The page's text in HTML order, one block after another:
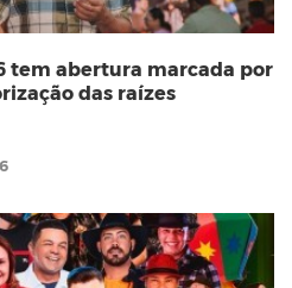
tem abertura marcada por
das raízes